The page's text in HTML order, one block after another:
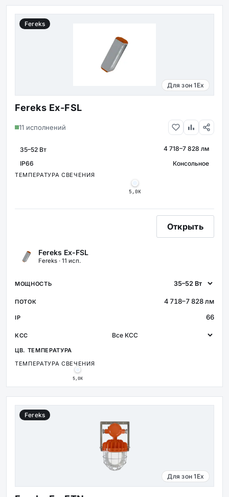
Fereks
Для зон 1Ex
Fereks Ex-FSL
11 исполнений
МОЩНОСТЬ СВЕТОВОЙ ПОТОК
4 718–7 828 лм
ЗАЩИТА
IP66 КРЕПЛЕНИЕ
Консольное
ТЕМПЕРАТУРА СВЕЧЕНИЯ
5,0К
Открыть
Fereks Ex-FSL
Fereks · 11 исп.
4 718–7 828 лм
66
ТЕМПЕРАТУРА СВЕЧЕНИЯ
5,0К
Fereks
Для зон 1Ex